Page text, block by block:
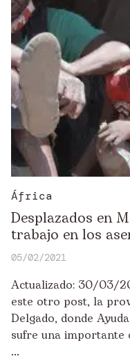
África
Desplazados en
trabajo en los
05/02/2021
Actualizado: 30/03/
este otro post, la
Delgado, donde
sufre una importante
...